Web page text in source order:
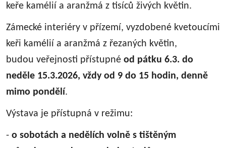
keře kamélií a aranžmá z tisíců živých květin.
Zámecké interiéry v přízemí, vyzdobené kvetoucími
keři kamélií a aranžmá z řezaných květin,
budou veřejnosti přístupné od pátku 6.3. do
neděle 15.3.2026, vždy od 9 do 15 hodin, denně
mimo pondělí.
Výstava je přístupná v režimu:
- o sobotách a nedělích volně s tištěným